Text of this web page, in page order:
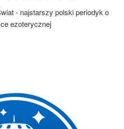
- najstarszy polski periodyk o
ezoterycznej